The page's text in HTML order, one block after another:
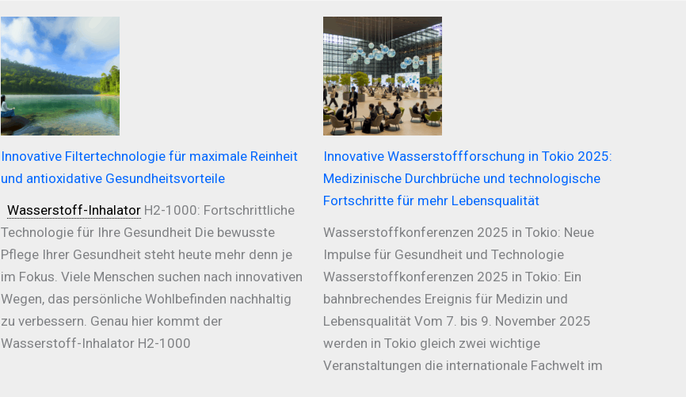
Innovative Filtertechnologie für maximale Reinheit
und antioxidative Gesundheitsvorteile
Wasserstoff-Inhalator H2-1000: Fortschrittliche
Technologie für Ihre Gesundheit Die bewusste
Pflege Ihrer Gesundheit steht heute mehr denn je
im Fokus. Viele Menschen suchen nach innovativen
Wegen, das persönliche Wohlbefinden nachhaltig
zu verbessern. Genau hier kommt der
Wasserstoff-Inhalator H2-1000
Innovative Wasserstoffforschung in Tokio 2025:
Medizinische Durchbrüche und technologische
Fortschritte für mehr Lebensqualität
Wasserstoffkonferenzen 2025 in Tokio: Neue
Impulse für Gesundheit und Technologie
Wasserstoffkonferenzen 2025 in Tokio: Ein
bahnbrechendes Ereignis für Medizin und
Lebensqualität Vom 7. bis 9. November 2025
werden in Tokio gleich zwei wichtige
Veranstaltungen die internationale Fachwelt im